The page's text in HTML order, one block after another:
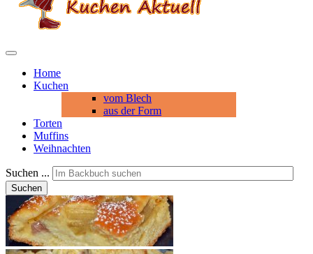
Home
Kuchen
vom Blech
aus der Form
Torten
Muffins
Weihnachten
Suchen ...
Suchen